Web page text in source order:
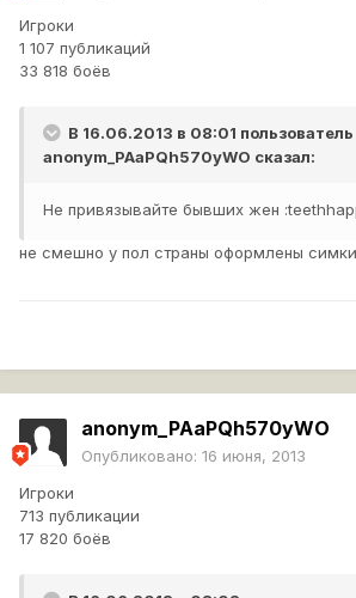
Игроки
1 107 публикаций
33 818 боёв
В 16.06.2013 в 08:01 пользователь
anonym_PAaPQh570yWO сказал:
Не привязывайте бывших жен
не смешно у пол страны оформлены
anonym_PAaPQh570yWO
Опубликовано: 16 июня, 2013
Игроки
713 публикации
17 820 боёв